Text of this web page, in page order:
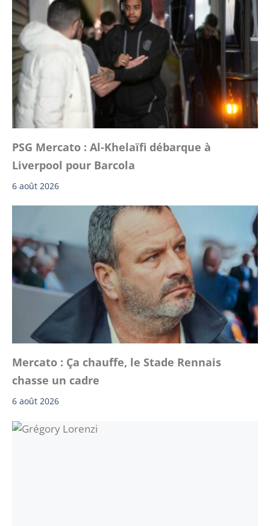
PSG Mercato : Al-Khelaïfi débarque à
Liverpool pour Barcola
6 août 2026
Mercato : Ça chauffe, le Stade Rennais
chasse un cadre
6 août 2026